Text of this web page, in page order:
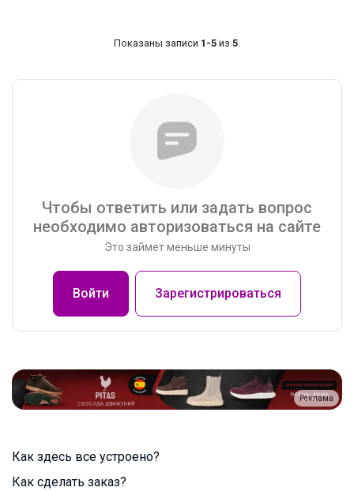
Показаны записи 1-5 из 5
Чтобы ответить или задать вопрос
необходимо авторизоваться на сайте
Это займет меньше минуты
Войти Зарегистрироваться
Реклама
Как здесь все устроено?
Как сделать заказ?